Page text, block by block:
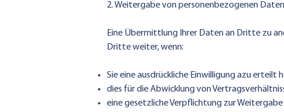
2. Weitergabe von personenbezogenen Daten
Eine Übermittlung Ihrer Daten an Dritte zu
Dritte weiter, wenn:
Sie eine ausdrückliche Einwilligung azu erteilt
dies für die Abwicklung von
eine gesetzliche Verpflichtung zur